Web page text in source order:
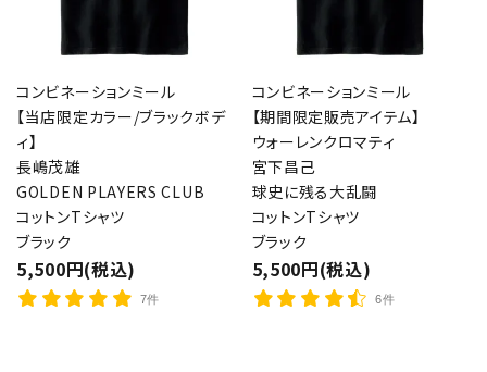
コンビネーションミール
【当店限定カラー/ブラックボデ
ィ】
長嶋茂雄
GOLDEN PLAYERS CLUB
コットンTシャツ
ブラック
5,500円(税込)
7件
コンビネーションミール
【期間限定販売アイテム】
ウォーレンクロマティ
宮下昌己
球史に残る大乱闘
コットンTシャツ
ブラック
5,500円(税込)
6件